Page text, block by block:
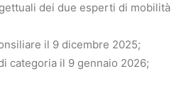
dei due esperti di mobilità
il 9 dicembre 2025;
categoria il 9 gennaio 2026;